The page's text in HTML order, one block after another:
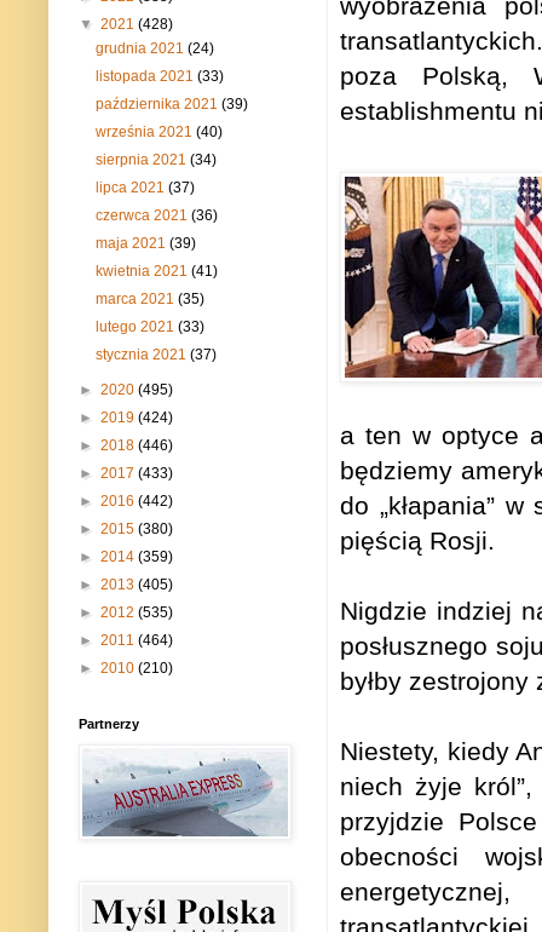
poza Polską,
establishmentu
a ten w optyce
będziemy
do „kłapania”
pięścią Rosji.
Nigdzie indziej
posłusznego
byłby
Niestety, kiedy
niech żyje
przyjdzie
obecności
▼ 2021 (428)
grudnia 2021(24)
listopada 2021(33)
października 2021(39)
września 2021(40)
sierpnia 2021(34)
lipca 2021(37)
czerwca 2021(36)
maja 2021(39)
kwietnia 2021(41)
marca 2021(35)
lutego 2021(33)
stycznia 2021(37)
► 2020 (495)
► 2019 (424)
► 2018 (446)
► 2017 (433)
► 2016 (442)
► 2015 (380)
► 2014 (359)
► 2013 (405)
► 2012 (535)
► 2011 (464)
► 2010 (210)
Partnerzy